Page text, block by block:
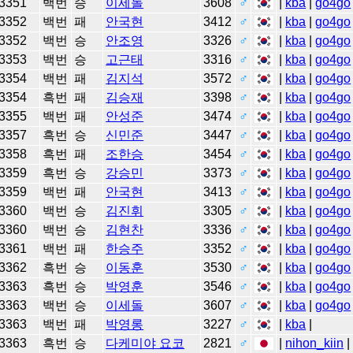
백번 패 안국현 3412 ♂ kba |go4go
백번 승 안조영 3326 ♂ kba |go4go
백번 승 고근태 3316 ♂ kba |go4go
백번 패 김지석 3572 ♂ kba |go4go
흑번 패 김승재 3398 ♂ kba |go4go
백번 패 안성준 3474 ♂ kba |go4go
흑번 승 신민준 3447 ♂ kba |go4go
흑번 패 조한승 3454 ♂ kba |go4go
흑번 승 강승민 3373 ♂ kba |go4go
백번 패 안국현 3413 ♂ kba |go4go
백번 승 김진휘 3305 ♂ kba |go4go
백번 승 김현찬 3336 ♂ kba |go4go
백번 패 한승주 3352 ♂ kba |go4go
흑번 승 이동훈 3530 ♂ kba |go4go
흑번 승 박영훈 3546 ♂ kba |go4go
백번 승 이세돌 3607 ♂ kba |go4go
백번 패 박영롱 3227 ♂ kba
흑번 승 다케미야 요코 2821 ♂ nihon_kiin